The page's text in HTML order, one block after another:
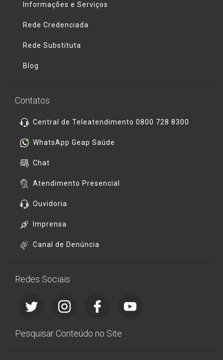
Informações e Serviços
Rede Credenciada
Rede Substituta
Blog
Contatos
Central de Teleatendimento 0800 728 8300
WhatsApp Geap Saúde
Chat
Atendimento Presencial
Ouvidoria
Imprensa
Canal de Denúncia
Redes Sociais
Pesquisar Conteúdo no Site